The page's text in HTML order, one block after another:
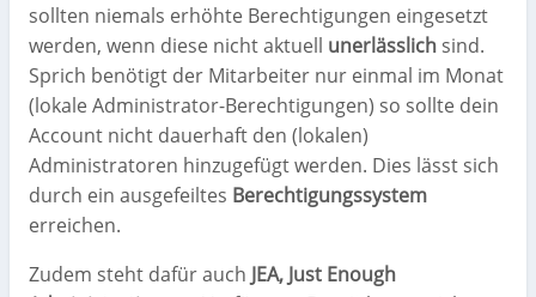
sollten niemals erhöhte Berechtigungen eingesetzt
werden, wenn diese nicht aktuell unerlässlich sind.
Sprich benötigt der Mitarbeiter nur einmal im Monat
(lokale Administrator-Berechtigungen) so sollte dein
Account nicht dauerhaft den (lokalen)
Administratoren hinzugefügt werden. Dies lässt sich
durch ein ausgefeiltes Berechtigungssystem
erreichen.
Zudem steht dafür auch JEA, Just Enough